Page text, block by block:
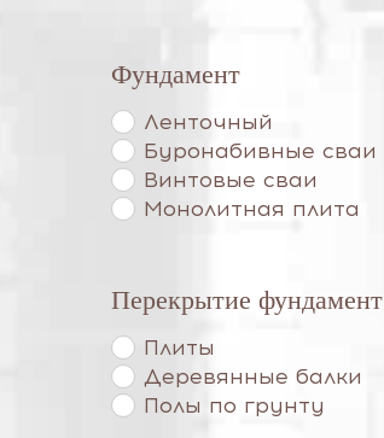
Фундамент
Ленточный
Буронабивные сваи
Винтовые сваи
Монолитная плита
Перекрытие фундамент
Плиты
Деревянные балки
Полы по грунту